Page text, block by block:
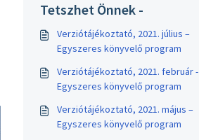
Tetszhet Önnek -
Verziótájékoztató, 2021. július –
Egyszeres könyvelő program
Verziótájékoztató, 2021. február -
Egyszeres könyvelő program
Verziótájékoztató, 2021. május –
Egyszeres könyvelő program